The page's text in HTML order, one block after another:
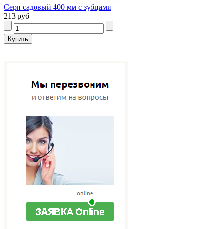
Серп садовый 400 мм с зубцами
213 руб